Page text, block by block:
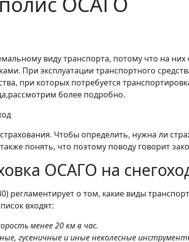
виду транспорта, потому что на них
При эксплуатации транспортного
при которых потребуется
более подробно.
Чтобы определить, нужна ли
понять, что поэтому поводу говорит
ОСАГО на
регламентирует о том, какие виды
входят:
менее 20 км в час.
гусеничные и иные неколесные